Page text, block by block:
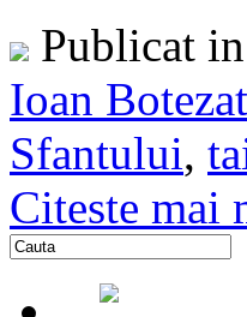
Publicat in
Ioan
Sfantului,
Citeste mai